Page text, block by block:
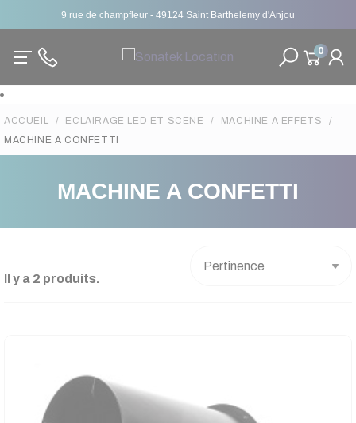
9 rue de champfleur - 49124 Saint Barthelemy d'Anjou
0
ACCUEIL ECLAIRAGE LED ET SCENE
MACHINE A EFFETS
MACHINE A CONFETTI
MACHINE A CONFETTI
Il y a 2 produits.